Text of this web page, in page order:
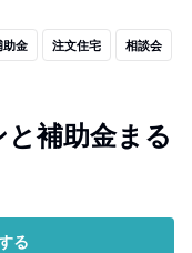
助金 注文住宅 相談会
補助金まる
る